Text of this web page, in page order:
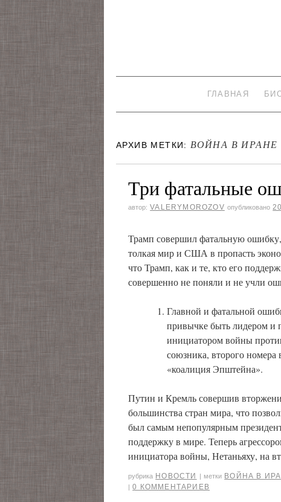
ГЛАВНАЯ
АРХИВ МЕТКИ: ВОЙНА В ИРАНЕ
Три фатальные
автор: VALERYMOROZOV опубликовано
Трамп совершил фатальную
толкая мир и США в пропасть
что Трамп, как и те, кто его
совершенно не поняли и не учли
Главной и фатальной
привычке быть лидером и
инициатором войны
союзника, второго
«коалиция Эпштейна».
Путин и Кремль совершив
большинства стран мира, что
был самым непопулярным
поддержку в мире. Теперь
инициатора войны, Нетаньяху, на
рубрика НОВОСТИ | метки ВОЙНА В
| 0 КОММЕНТАРИЕВ